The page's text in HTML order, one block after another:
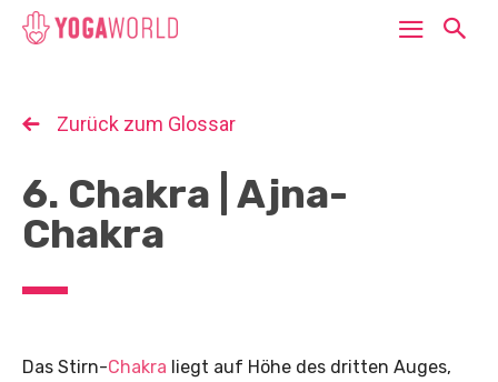
Zurück zum Glossar
6. Chakra | Ajna-
Chakra
Das Stirn-Chakra liegt auf Höhe des dritten Auges,